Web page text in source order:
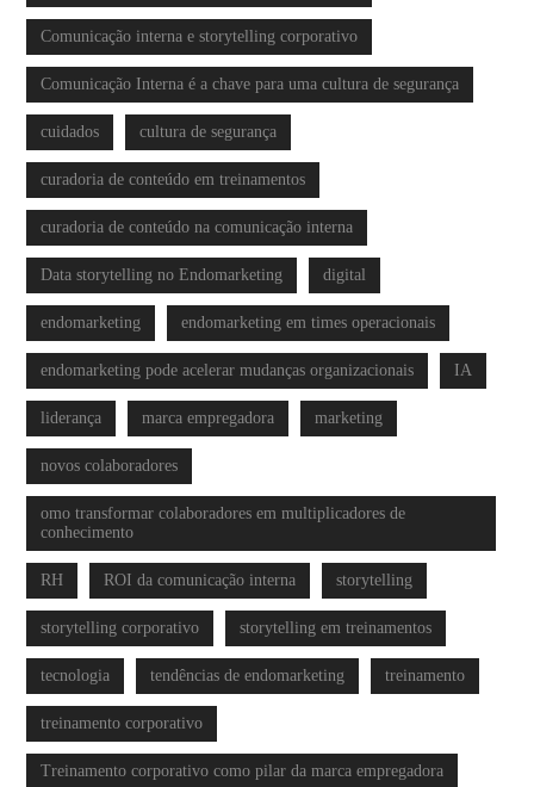
Comunicação interna e storytelling corporativo
Comunicação Interna é a chave para uma cultura de segurança
cuidados cultura de segurança
curadoria de conteúdo em treinamentos
curadoria de conteúdo na comunicação interna
Data storytelling no Endomarketing digital
endomarketing endomarketing em times operacionais
endomarketing pode acelerar mudanças organizacionais IA
liderança marca empregadora marketing
novos colaboradores
omo transformar colaboradores em multiplicadores de
conhecimento
RH ROI da comunicação interna storytelling
storytelling corporativo storytelling em treinamentos
tecnologia tendências de endomarketing treinamento
treinamento corporativo
Treinamento corporativo como pilar da marca empregadora